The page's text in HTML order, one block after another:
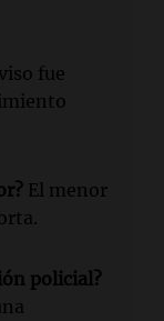
fue
El menor
policial?